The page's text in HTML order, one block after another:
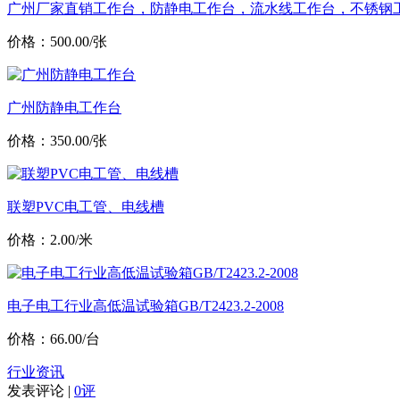
广州厂家直销工作台，防静电工作台，流水线工作台，不锈钢
价格：500.00/张
广州防静电工作台
价格：350.00/张
联塑PVC电工管、电线槽
价格：2.00/米
电子电工行业高低温试验箱GB/T2423.2-2008
价格：66.00/台
行业资讯
发表评论 | 0评